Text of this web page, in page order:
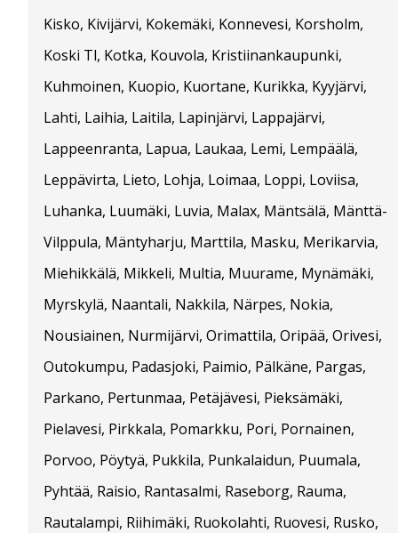
Kisko, Kivijärvi, Kokemäki, Konnevesi, Korsholm,
Koski Tl, Kotka, Kouvola, Kristiinankaupunki,
Kuhmoinen, Kuopio, Kuortane, Kurikka, Kyyjärvi,
Lahti, Laihia, Laitila, Lapinjärvi, Lappajärvi,
Lappeenranta, Lapua, Laukaa, Lemi, Lempäälä,
Leppävirta, Lieto, Lohja, Loimaa, Loppi, Loviisa,
Luhanka, Luumäki, Luvia, Malax, Mäntsälä, Mänttä-
Vilppula, Mäntyharju, Marttila, Masku, Merikarvia,
Miehikkälä, Mikkeli, Multia, Muurame, Mynämäki,
Myrskylä, Naantali, Nakkila, Närpes, Nokia,
Nousiainen, Nurmijärvi, Orimattila, Oripää, Orivesi,
Outokumpu, Padasjoki, Paimio, Pälkäne, Pargas,
Parkano, Pertunmaa, Petäjävesi, Pieksämäki,
Pielavesi, Pirkkala, Pomarkku, Pori, Pornainen,
Porvoo, Pöytyä, Pukkila, Punkalaidun, Puumala,
Pyhtää, Raisio, Rantasalmi, Raseborg, Rauma,
Rautalampi, Riihimäki, Ruokolahti, Ruovesi, Rusko,